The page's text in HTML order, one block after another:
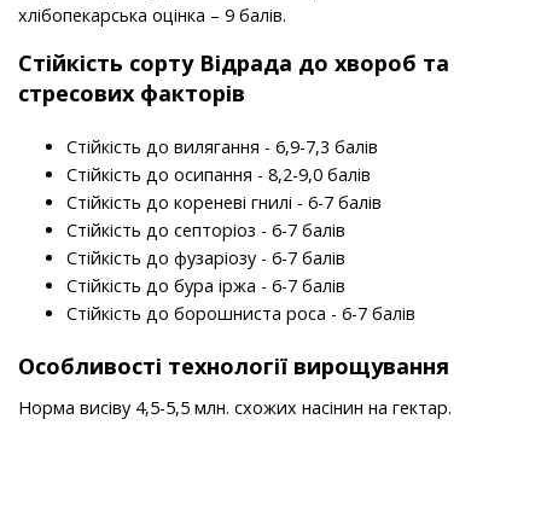
хлібопекарська оцінка – 9 балів.
Стійкість сортуВідрада до хвороб та
стресових факторів
Стійкість до вилягання - 6,9-7,3 балів
Стійкість до осипання - 8,2-9,0 балів
Стійкість до кореневі гнилі - 6-7 балів
Стійкість до септоріоз - 6-7 балів
Стійкість до фузаріозу - 6-7 балів
Стійкість до бура іржа - 6-7 балів
Стійкість до борошниста роса - 6-7 балів
Особливості технології вирощування
Норма висіву 4,5-5,5 млн. схожих насінин на гектар.